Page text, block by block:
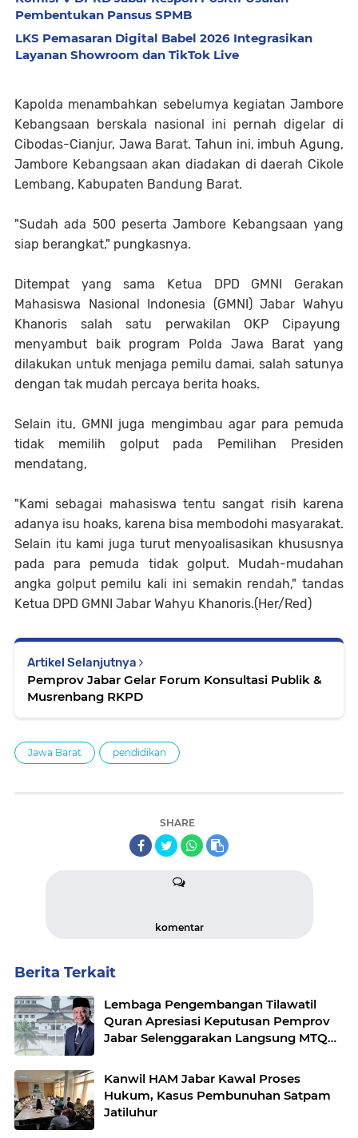
Pembentukan Pansus SPMB
LKS Pemasaran Digital Babel 2026 Integrasikan
Layanan Showroom dan TikTok Live
Kapolda menambahkan sebelumya kegiatan Jambore
Kebangsaan berskala nasional ini pernah digelar di
Cibodas-Cianjur, Jawa Barat. Tahun ini, imbuh Agung,
Jambore Kebangsaan akan diadakan di daerah Cikole
Lembang, Kabupaten Bandung Barat.
"Sudah ada 500 peserta Jambore Kebangsaan yang
siap berangkat," pungkasnya.
Ditempat yang sama Ketua DPD GMNI Gerakan
Mahasiswa Nasional Indonesia (GMNI) Jabar Wahyu
Khanoris salah satu perwakilan OKP Cipayung
menyambut baik program Polda Jawa Barat yang
dilakukan untuk menjaga pemilu damai, salah satunya
dengan tak mudah percaya berita hoaks.
Selain itu, GMNI juga mengimbau agar para pemuda
tidak memilih golput pada Pemilihan Presiden
mendatang,
"Kami sebagai mahasiswa tentu sangat risih karena
adanya isu hoaks, karena bisa membodohi masyarakat.
Selain itu kami juga turut menyoalisasikan khususnya
pada para pemuda tidak golput. Mudah-mudahan
angka golput pemilu kali ini semakin rendah," tandas
Ketua DPD GMNI Jabar Wahyu Khanoris.(Her/Red)
Artikel Selanjutnya
Pemprov Jabar Gelar Forum Konsultasi Publik &
Musrenbang RKPD
Jawa Barat pendidikan
SHARE
komentar
Berita Terkait
Lembaga Pengembangan Tilawatil
Quran Apresiasi Keputusan Pemprov
Jabar Selenggarakan Langsung MTQ
Kanwil HAM Jabar Kawal Proses
Hukum, Kasus Pembunuhan Satpam
Jatiluhur